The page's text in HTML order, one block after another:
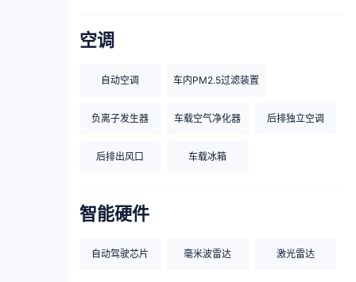
空调
自动空调 车内PM2.5过滤装置
负离子发生器 车载空气净化器 后排独立空调
后排出风口 车载冰箱
智能硬件
自动驾驶芯片 毫米波雷达 激光雷达